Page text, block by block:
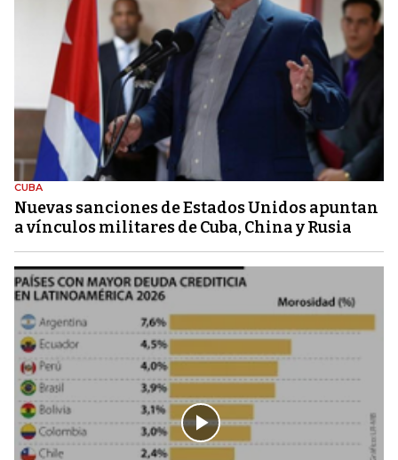
CUBA
Nuevas sanciones de Estados Unidos apuntan
a vínculos militares de Cuba, China y Rusia